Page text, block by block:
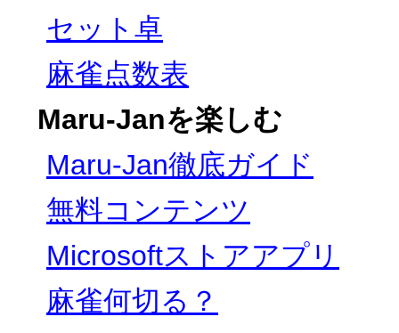
セット卓
麻雀点数表
Maru-Janを楽しむ
Maru-Jan徹底ガイド
無料コンテンツ
Microsoftストアアプリ
麻雀何切る？